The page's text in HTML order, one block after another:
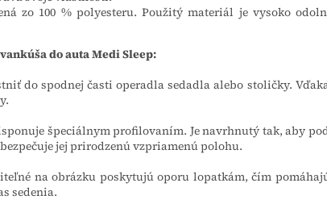
zo 100 % polyesteru. Použitý materiál je vysoko
do auta Medi Sleep:
do spodnej časti operadla sedadla alebo stoličky.
špeciálnym profilovaním. Je navrhnutý tak, aby
jej prirodzenú vzpriamenú polohu.
na obrázku poskytujú oporu lopatkám, čím
sedenia.